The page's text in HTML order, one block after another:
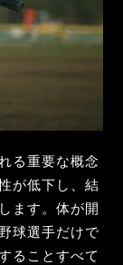
る重要な概念
が低下し、結
ます。体が開
球選手だけで
ることすべて